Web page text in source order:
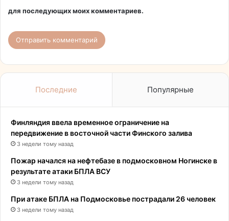
для последующих моих комментариев.
Последние Популярные
Финляндия ввела временное ограничение на
передвижение в восточной части Финского залива
3 недели тому назад
Пожар начался на нефтебазе в подмосковном Ногинске в
результате атаки БПЛА ВСУ
3 недели тому назад
При атаке БПЛА на Подмосковье пострадали 26 человек
3 недели тому назад